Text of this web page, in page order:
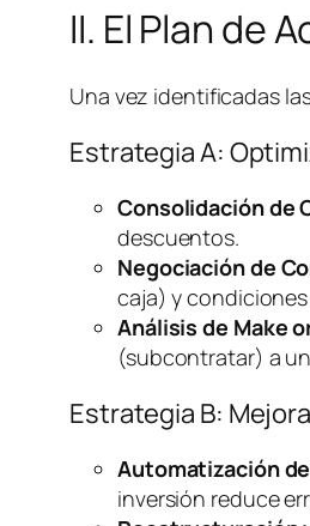
II. El Plan de
Una vez identificadas
Estrategia A:
Consolidación de
descuentos.
Negociación de
caja) y
Análisis de Make
(subcontratar) a
Estrategia B:
Automatización
inversión reduce